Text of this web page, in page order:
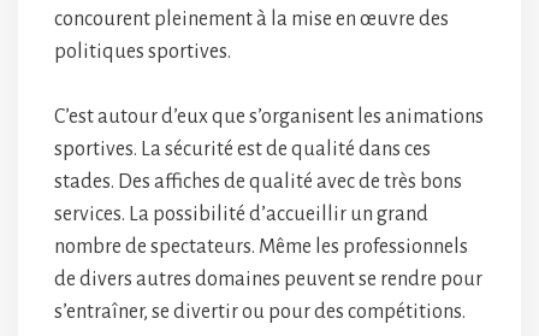
concourent pleinement à la mise en œuvre des
politiques sportives.
C’est autour d’eux que s’organisent les animations
sportives. La sécurité est de qualité dans ces
stades. Des affiches de qualité avec de très bons
services. La possibilité d’accueillir un grand
nombre de spectateurs. Même les professionnels
de divers autres domaines peuvent se rendre pour
s’entraîner, se divertir ou pour des compétitions.